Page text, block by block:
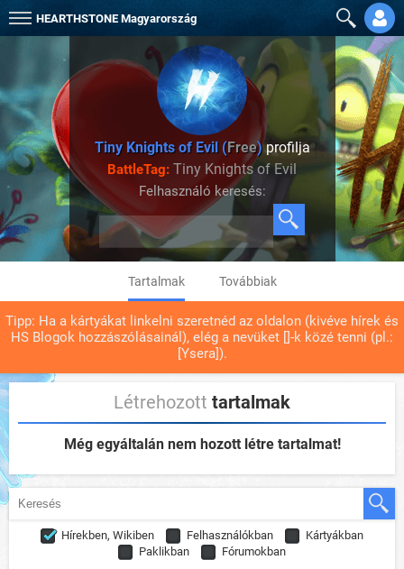
HEARTHSTONE Magyarország
Tiny Knights of Evil (Free)profilja
BattleTag: Tiny Knights of Evil
Felhasználó keresés:
Tartalmak Továbbiak
Tipp: Ha a kártyákat linkelni szeretnéd az oldalon (kivéve hírek és
HS Blogok hozzászólásainál), elég a nevüket []-k közé tenni (pl.:
[Ysera]).
Létrehozott tartalmak
Még egyáltalán nem hozott létre tartalmat!
Hírekben, Wikiben Felhasználókban
Kártyákban
Paklikban
Fórumokban